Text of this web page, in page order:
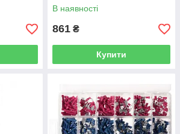
В наявності
861 ₴
Купити